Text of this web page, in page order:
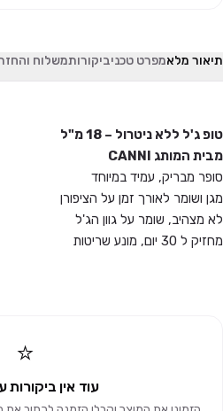
תיאור מלאמפרט טכניביקורותמשלוח
טופ ג'ל ללא ניטרול – 18 מ"ל
מבית המותג CANNI
סופר מבריק, עמיד במיוחד
מגן ושומר לאורך זמן על הציפורן
לא מצהיב, שומר על גוון הג'ל
מחזיק ל 30 יום, מונע שריטות
⭐
עוד אין ביקורות